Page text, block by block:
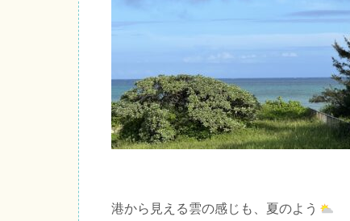
港から見える雲の感じも、夏のよう